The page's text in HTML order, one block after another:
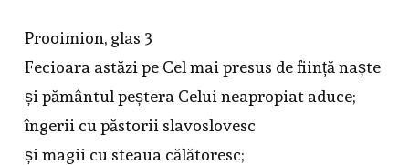
Prooimion, glas 3
Fecioara astăzi pe Cel mai presus de ființă naște
și pământul peștera Celui neapropiat aduce;
îngerii cu păstorii slavoslovesc
și magii cu steaua călătoresc;